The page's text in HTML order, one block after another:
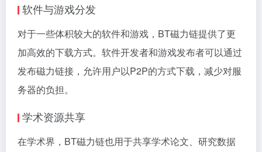
软件与游戏分发
对于一些体积较大的软件和游戏，BT磁力链提供了更
加高效的下载方式。软件开发者和游戏发布者可以通过
发布磁力链接，允许用户以P2P的方式下载，减少对服
务器的负担。
学术资源共享
在学术界，BT磁力链也用于共享学术论文、研究数据